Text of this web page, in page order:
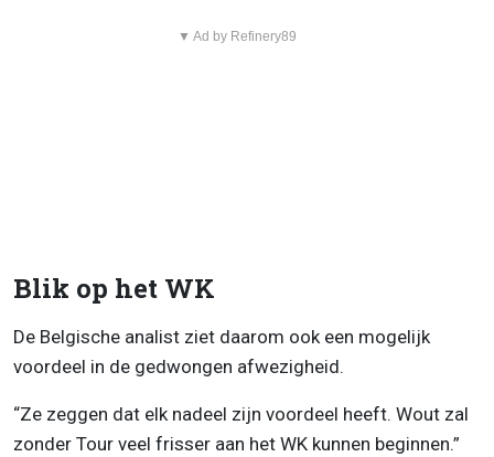
▼ Ad by Refinery89
Blik op het WK
De Belgische analist ziet daarom ook een mogelijk
voordeel in de gedwongen afwezigheid.
“Ze zeggen dat elk nadeel zijn voordeel heeft. Wout zal
zonder Tour veel frisser aan het WK kunnen beginnen.”